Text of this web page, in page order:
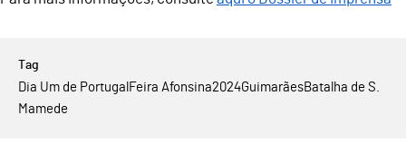
Dia Um de Portugal Feira Afonsina2024GuimarãesBatalha de S.
Mamede